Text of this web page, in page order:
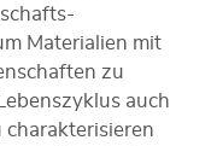
Materialien mit
zu
auch